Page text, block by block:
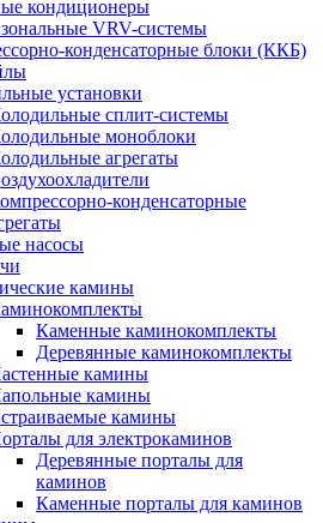
кондиционеры
VRV-системы
конденсаторные блоки (ККБ)
установки
сплит-системы
моноблоки
агрегаты
конденсаторные
насосы
камины
Каменные каминокомплекты
Деревянные каминокомплекты
камины
камины
камины
для электрокаминов
Деревянные порталы для
каминов
Каменные порталы для каминов